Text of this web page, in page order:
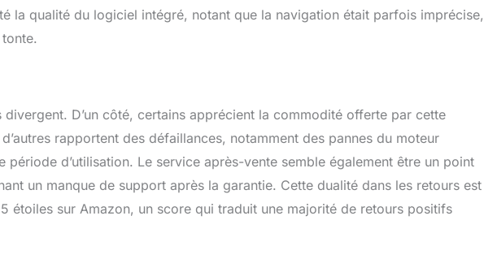
la qualité du logiciel intégré, notant que la navigation était parfois imprécise,
divergent. D’un côté, certains apprécient la commodité offerte par cette
rapportent des défaillances, notamment des pannes du moteur
période d’utilisation. Le service après-vente semble également être un point
un manque de support après la garantie. Cette dualité dans les retours est
étoiles sur Amazon, un score qui traduit une majorité de retours positifs